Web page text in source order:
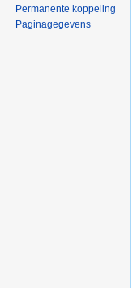
Permanente koppeling
Paginagegevens